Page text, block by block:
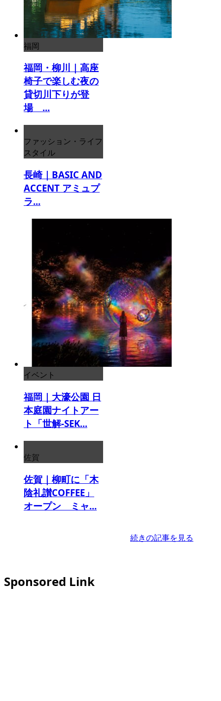
福岡
福岡・柳川｜高座
椅子で楽しむ夜の
貸切川下りが登
場 ...
ファッション・ライフ
スタイル
長崎｜BASIC AND
ACCENT アミュプ
ラ...
イベント
福岡｜大濠公園 日
本庭園ナイトアー
ト「世解-SEK...
佐賀
佐賀｜柳町に「木
陰礼讃COFFEE」
オープン ミャ...
続きの記事を見る
Sponsored Link